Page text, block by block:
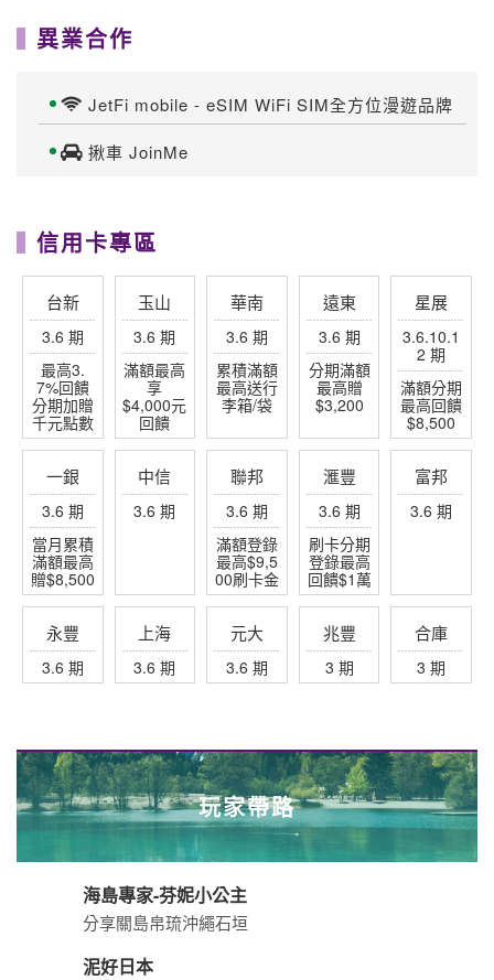
異業合作
JetFi mobile - eSIM WiFi SIM全方位漫遊品牌
揪車 JoinMe
信用卡專區
台新
3.6 期
最高3.
7%回饋
分期加贈
千元點數
玉山
3.6 期
滿額最高
享
$4,000元
回饋
華南
3.6 期
累積滿額
最高送行
李箱/袋
遠東
3.6 期
分期滿額
最高贈
$3,200
星展
3.6.10.1
2 期
滿額分期
最高回饋
$8,500
一銀
3.6 期
當月累積
滿額最高
贈$8,500
中信
3.6 期
聯邦
3.6 期
滿額登錄
最高$9,5
00刷卡金
滙豐
3.6 期
刷卡分期
登錄最高
回饋$1萬
富邦
3.6 期
永豐
3.6 期
上海
3.6 期
元大
3.6 期
兆豐
3 期
合庫
3 期
玩家帶路
海島專家-芬妮小公主
分享關島帛琉沖繩石垣
泥好日本